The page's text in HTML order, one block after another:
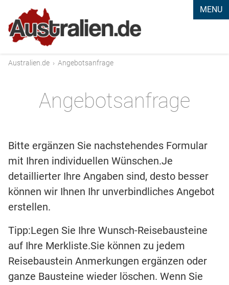
MENU
Australien.de › Angebotsanfrage
Angebotsanfrage
Bitte ergänzen Sie nachstehendes Formular
mit Ihren individuellen Wünschen.Je
detaillierter Ihre Angaben sind, desto besser
können wir Ihnen Ihr unverbindliches Angebot
erstellen.
Tipp:Legen Sie Ihre Wunsch-Reisebausteine
auf Ihre Merkliste.Sie können zu jedem
Reisebaustein Anmerkungen ergänzen oder
ganze Bausteine wieder löschen. Wenn Sie